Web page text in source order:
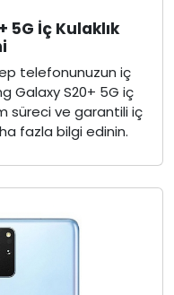
5G İç Kulaklık
telefonunuzun iç
Galaxy S20+ 5G iç
süreci ve garantili iç
fazla bilgi edinin.